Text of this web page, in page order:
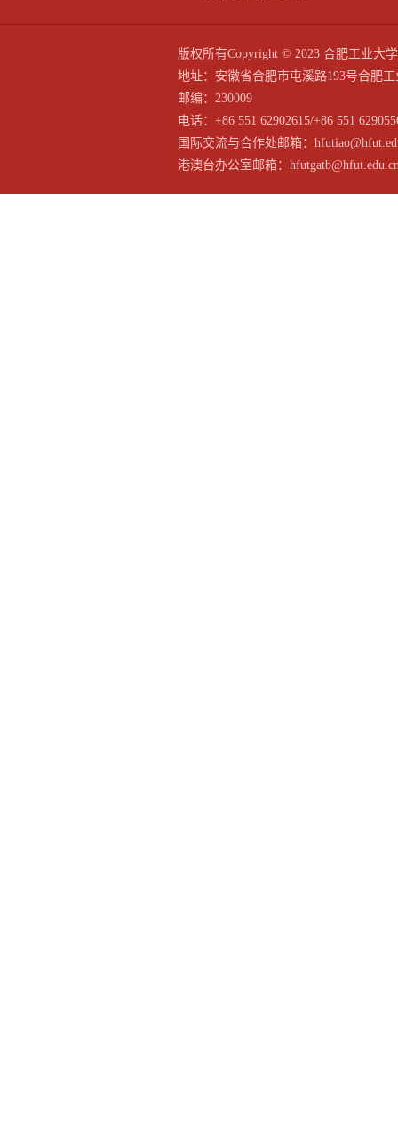
版权所有Copyright © 2023 合肥工业大
地址：安徽省合肥市屯溪路193号合肥
邮编：230009
电话：+86 551 62902615/+86 551
国际交流与合作处邮箱：
港澳台办公室邮箱：